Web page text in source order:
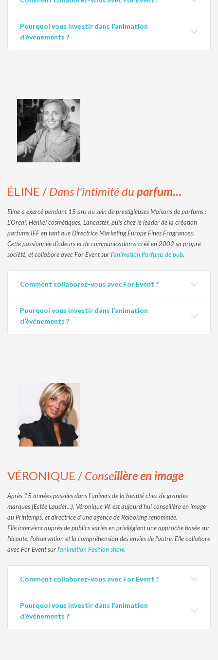
Pourquoi vous investir dans l’animation
d’événements ?
ÉLINE / Dans l’intimité du parfum…
Eline a exercé pendant 15 ans au sein de prestigieuses Maisons de parfums :
L’Oréal, Henkel cosmétiques, Lancaster, puis chez le leader de la création
parfums IFF en tant que Directrice Marketing Europe Fines Fragrances.
Cette passionnée d’odeurs et de communication a créé en 2002 sa propre
société, et collabore avec For Event sur l’animation Parfums de pub.
Comment collaborez-vous avec For Event ?
Pourquoi vous investir dans l’animation
d’événements ?
VÉRONIQUE / Conseillère en image
Après 15 années passées dans l’univers de la beauté chez de grandes
marques (Estée Lauder…), Véronique W. est aujourd’hui conseillère en image
au Printemps, et directrice d’une agence de Relooking renommée.
Elle intervient auprès de publics variés en privilégiant une approche basée sur
l’écoute, l’observation et la compréhension des envies de l’autre. Elle collabore
avec For Event sur l’animation Fashion show.
Comment collaborez-vous avec For Event ?
Pourquoi vous investir dans l’animation
d’événements ?